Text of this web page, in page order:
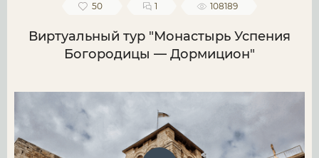
50 1 108189
Виртуальный тур "Монастырь Успения
Богородицы — Дормицион"